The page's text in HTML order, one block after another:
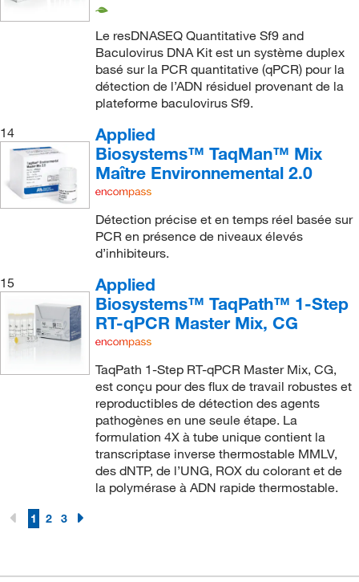
Le resDNASEQ Quantitative Sf9 and
Baculovirus DNA Kit est un système duplex
basé sur la PCR quantitative (qPCR) pour la
détection de l’ADN résiduel provenant de la
plateforme baculovirus Sf9.
14
Applied
Biosystems™ TaqMan™ Mix
Maître Environnemental 2.0
Détection précise et en temps réel basée sur
PCR en présence de niveaux élevés
d’inhibiteurs.
15
Applied
Biosystems™ TaqPath™ 1-Step
RT-qPCR Master Mix, CG
TaqPath 1-Step RT-qPCR Master Mix, CG,
est conçu pour des flux de travail robustes et
reproductibles de détection des agents
pathogènes en une seule étape. La
formulation 4X à tube unique contient la
transcriptase inverse thermostable MMLV,
des dNTP, de l’UNG, ROX du colorant et de
la polymérase à ADN rapide thermostable.
1 2 3